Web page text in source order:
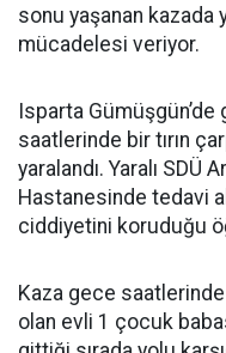
sonu yaşanan kazada
mücadelesi veriyor.
Isparta
saatlerinde bir tırın
yaralandı. Yaralı SDÜ
Hastanesinde tedavi
ciddiyetini koruduğu
Kaza gece
olan evli 1 çocuk